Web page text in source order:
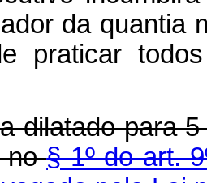
da quantia
praticar
dilatado para
no§ 1º do art.